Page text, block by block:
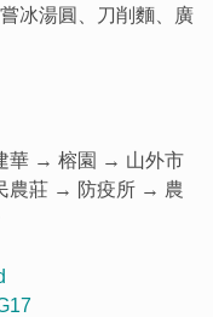
冰湯圓、刀削麵、廣
華 → 榕園 → 山外市
農莊 → 防疫所 → 農